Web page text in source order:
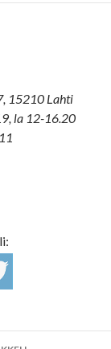
15210 Lahti
la 12-16.20